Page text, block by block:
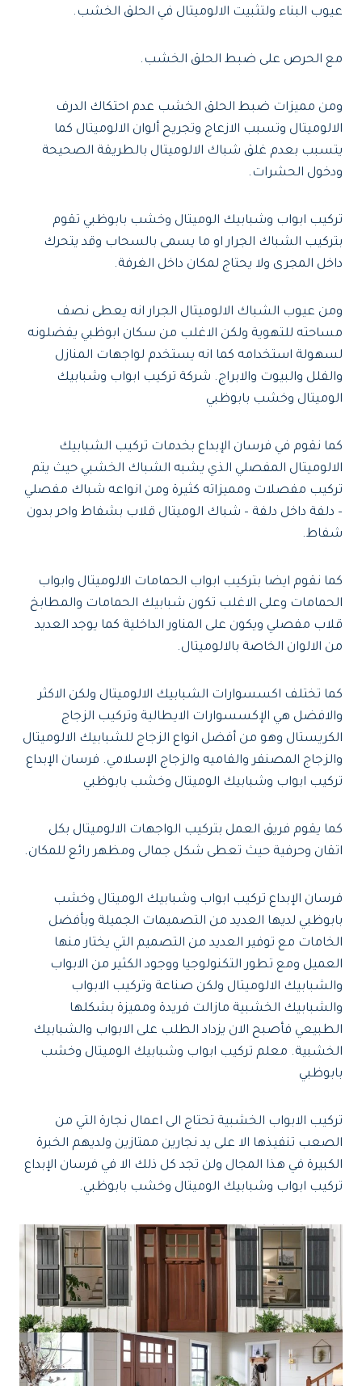
عيوب البناء ولتثبيت الالوميتال في الحلق الخشب.
مع الحرص على ضبط الحلق الخشب.
ومن مميزات ضبط الحلق الخشب عدم احتكاك الدرف
الالوميتال وتسبب الازعاج وتجريح ألوان الالوميتال كما
يتسبب بعدم غلق شباك الالوميتال بالطريقة الصحيحة
ودخول الحشرات.
تركيب ابواب وشبابيك الوميتال وخشب بابوظبي تقوم
بتركيب الشباك الجرار او ما يسمى بالسحاب وقد يتحرك
داخل المجرى ولا يحتاج لمكان داخل الغرفة.
ومن عيوب الشباك الالوميتال الجرار انه يعطى نصف
مساحته للتهوية ولكن الاغلب من سكان ابوظبي يفضلونه
لسهولة استخدامه كما انه يستخدم لواجهات المنازل
والفلل والبيوت والابراج. شركة تركيب ابواب وشبابيك
الوميتال وخشب بابوظبي
كما نقوم في فرسان الإبداع بخدمات تركيب الشبابيك
الالوميتال المفصلي الذي يشبه الشباك الخشبي حيث يتم
تركيب مفصلات ومميزاته كثيرة ومن انواعه شباك مفصلي
– دلفة داخل دلفة – شباك الوميتال قلاب بشفاط واحر بدون
شفاط.
كما نقوم ايضا بتركيب ابواب الحمامات الالوميتال وابواب
الحمامات وعلى الاغلب تكون شبابيك الحمامات والمطابخ
قلاب مفصلي ويكون على المناور الداخلية كما يوجد العديد
من الالوان الخاصة بالالوميتال.
كما تختلف اكسسوارات الشبابيك الالوميتال ولكن الاكثر
والافضل هي الإكسسوارات الايطالية وتركيب الزجاج
الكريستال وهو من أفضل انواع الزجاج للشبابيك الالوميتال
والزجاج المصنفر والفاميه والزجاج الإسلامي. فرسان الإبداع
تركيب ابواب وشبابيك الوميتال وخشب بابوظبي
كما يقوم فريق العمل بتركيب الواجهات الالوميتال بكل
اتقان وحرفية حيث تعطى شكل جمالى ومظهر رائع للمكان.
فرسان الإبداع تركيب ابواب وشبابيك الوميتال وخشب
بابوظبي لديها العديد من التصميمات الجميلة وبأفضل
الخامات مع توفير العديد من التصميم التي يختار منها
العميل ومع تطور التكنولوجيا ووجود الكثير من الابواب
والشبابيك الالوميتال ولكن صناعة وتركيب الابواب
والشبابيك الخشبية مازالت فريدة ومميزة بشكلها
الطبيعي فأصبح الان يزداد الطلب على الابواب والشبابيك
الخشبية. معلم تركيب ابواب وشبابيك الوميتال وخشب
بابوظبي
تركيب الابواب الخشبية تحتاج الى اعمال نجارة التي من
الصعب تنفيذها الا على يد نجارين ممتازين ولديهم الخبرة
الكبيرة في هذا المجال ولن تجد كل ذلك الا في فرسان الإبداع
تركيب ابواب وشبابيك الوميتال وخشب بابوظبي.